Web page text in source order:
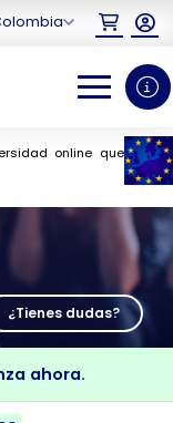
online que
¿Tienes dudas?
ahora.